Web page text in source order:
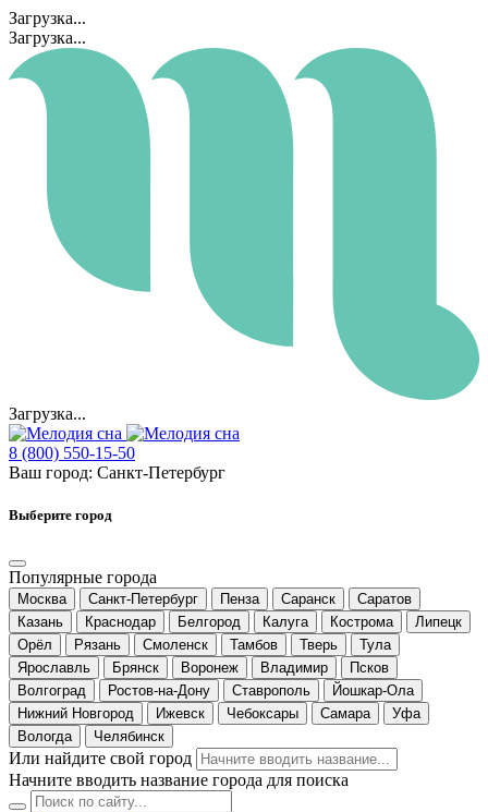
Загрузка...
Загрузка...
Загрузка...
8 (800) 550-15-50
Ваш город: Санкт-Петербург
Выберите город
Популярные города
Москва Санкт-Петербург Пенза Саранск
Саратов
Казань
Краснодар Белгород Калуга Кострома
Липецк
Орёл
Рязань Смоленск Тамбов Тверь
Тула
Ярославль
Брянск Воронеж Владимир
Псков
Волгоград
Ростов-на-Дону Ставрополь
Йошкар-Ола
Нижний Новгород
Ижевск Чебоксары Самара
Уфа
Вологда
Челябинск
Или найдите свой город
Начните вводить название города для поиска